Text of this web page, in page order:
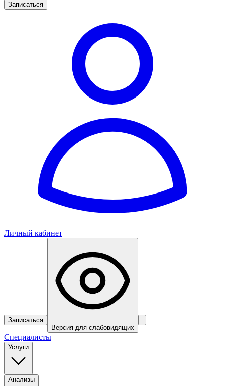
Записаться
Личный кабинет
Записаться
Версия для слабовидящих
Специалисты
Услуги
Анализы